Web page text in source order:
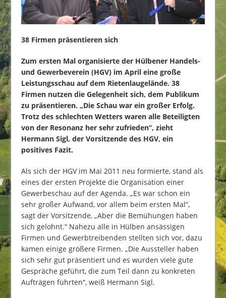
38 Firmen präsentieren sich
Zum ersten Mal organisierte der Hülbener Handels-
und Gewerbeverein (HGV) im April eine große
Leistungsschau auf dem Rietenlaugelände. 38
Firmen nutzen die Gelegenheit sich, dem Publikum
zu präsentieren. „Die Schau war ein großer Erfolg.
Trotz des schlechten Wetters waren alle Beteiligten
von der Resonanz her sehr zufrieden“, zieht
Hermann Sigl, der Vorsitzende des HGV, ein
positives Fazit.
Als sich der HGV im Mai 2011 neu formierte, stand als
eines der ersten Projekte die Organisation einer
Gewerbeschau auf der Agenda. „Es war schon ein
sehr großer Aufwand, vor allem beim ersten Mal“,
sagt der Vorsitzende, „Aber die Bemühungen haben
sich gelohnt.“ Nahezu alle in Hülben ansässigen
Firmen und Gewerbtreibenden stellten sich vor, dazu
kamen einige größere Firmen. „Die Aussteller haben
sich sehr gut präsentiert und es wurden viele gute
Gespräche geführt, die zum Teil dann zu konkreten
Aufträgen führten“, weiß Hermann Sigl.